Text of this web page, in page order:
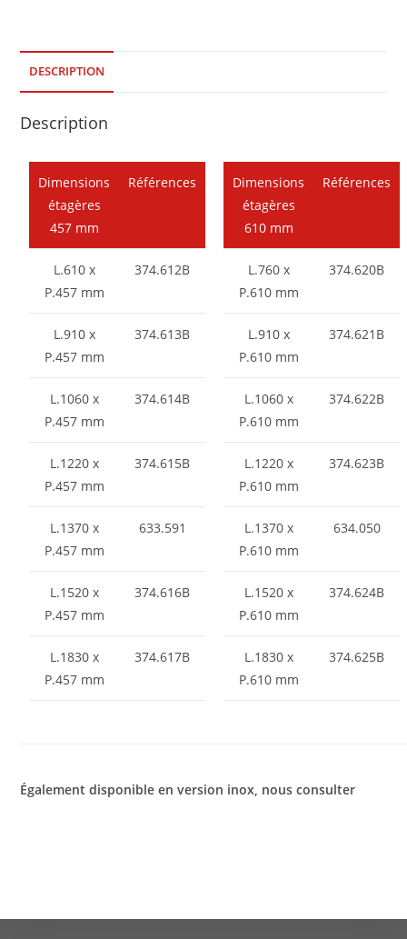
DESCRIPTION
Description
Dimensions
étagères
457 mm
Références
L.610 x
P.457 mm
374.612B
L.910 x
P.457 mm
374.613B
L.1060 x
P.457 mm
374.614B
L.1220 x
P.457 mm
374.615B
L.1370 x
P.457 mm
633.591
L.1520 x
P.457 mm
374.616B
L.1830 x
P.457 mm
374.617B
Dimensions
étagères
610 mm
Références
L.760 x
P.610 mm
374.620B
L.910 x
P.610 mm
374.621B
L.1060 x
P.610 mm
374.622B
L.1220 x
P.610 mm
374.623B
L.1370 x
P.610 mm
634.050
L.1520 x
P.610 mm
374.624B
L.1830 x
P.610 mm
374.625B
Également disponible en version inox, nous consulter